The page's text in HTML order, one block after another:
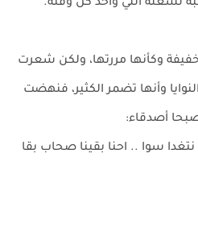
لشغله اللي واخد كل وقته.
وكأنها مررتها، ولكن شعرت
وأنها تضمر الكثير، فنهضت
أصدقاء:
سوا .. احنا بقينا صحاب بقا